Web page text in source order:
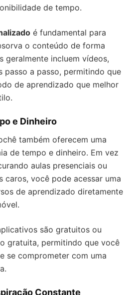
de tempo.
é fundamental para
o conteúdo de forma
geralmente incluem vídeos,
passo a passo, permitindo que
de aprendizado que melhor
e Dinheiro
também oferecem uma
de tempo e dinheiro. Em vez
aulas presenciais ou
caros, você pode acessar uma
de aprendizado diretamente
são gratuitos ou
gratuita, permitindo que você
se comprometer com uma
Constante